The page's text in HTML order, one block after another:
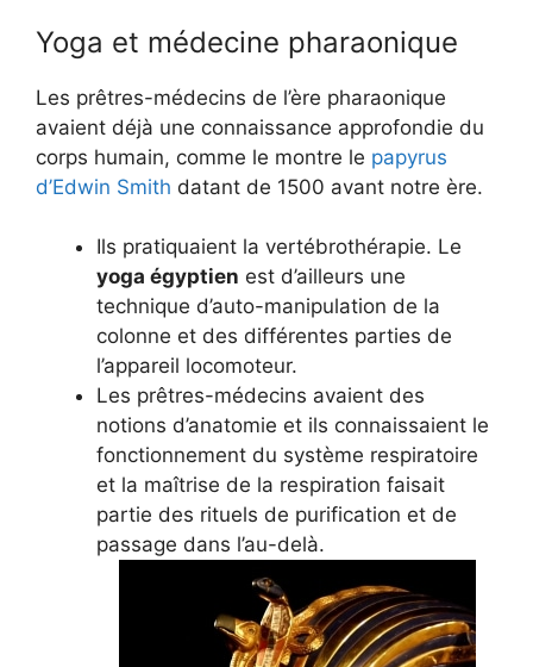
Yoga et médecine pharaonique
Les prêtres-médecins de l’ère pharaonique
avaient déjà une connaissance approfondie du
corps humain, comme le montre le papyrus
d’Edwin Smith datant de 1500 avant notre ère.
Ils pratiquaient la vertébrothérapie. Le
yoga égyptien est d’ailleurs une
technique d’auto-manipulation de la
colonne et des différentes parties de
l’appareil locomoteur.
Les prêtres-médecins avaient des
notions d’anatomie et ils connaissaient le
fonctionnement du système respiratoire
et la maîtrise de la respiration faisait
partie des rituels de purification et de
passage dans l’au-delà.